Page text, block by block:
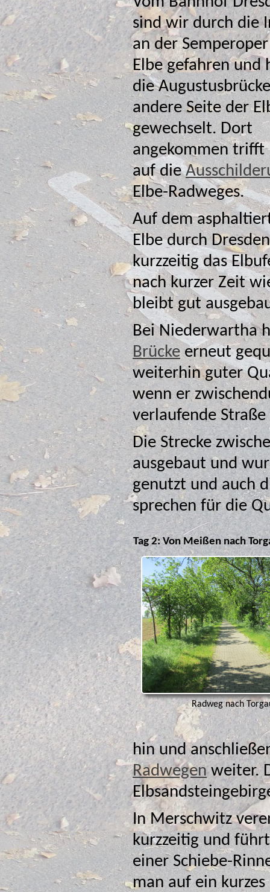
sind wir durch die
an der Semperoper vorbei
Elbe gefahren und
die
andere Seite der Elbe
gewechselt. Dort
angekommen trifft
auf die
Elbe-Radweges.
Auf dem
Elbe durch Dresden. Bei Mickten verlässt der Elbe-Radweg
kurzzeitig das Elbufer und führt
nach kurzer Zeit
bleibt gut
Bei Niederwartha
Brückeerneut gequert. Links der Elbe führt der Radweg in
weiterhin guter Qualität nahe an der Elbe entlang, auch
wenn er
verlaufende
Die Strecke
ausgebaut und wurde von
genutzt und auch
sprechen
Tag 2: Von Meißen nach
Radweg nach
hin und
Radwegen weiter.
In Merschwitz
kurzzeitig und
einer Schiebe-
man auf ein